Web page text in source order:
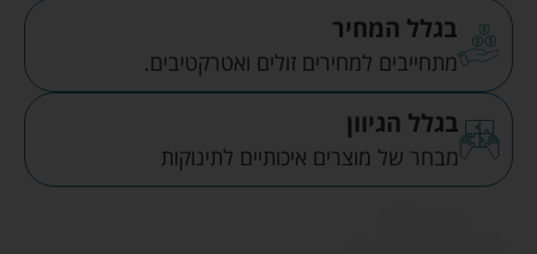
בגלל המחיר
מתחייבים למחירים זולים ואטרקטיבים.
בגלל הגיוון
מבחר של מוצרים איכותיים לתינוקות